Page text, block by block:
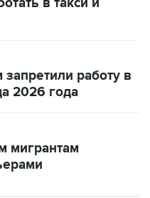
работу в
2026 года
мигрантам